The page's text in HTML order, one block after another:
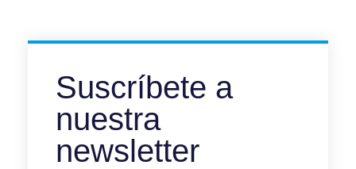
Suscríbete a
nuestra
newsletter